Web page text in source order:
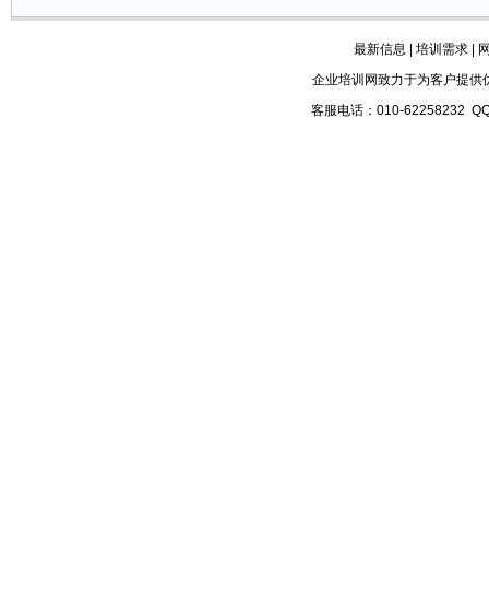
最新信息 | 培训需求|
企业培训网致力于为客户提供
客服电话：010-62258232